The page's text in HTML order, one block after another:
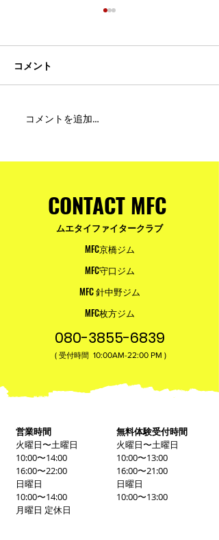
MFC DREAM FIGHT 24にご
皆様へ
コメント
コメントを追加…
CONTACT MFC
ムエタイファイタークラブ
MFC京橋ジム
MFC守口ジム
MFC 針中野ジム
MFC枚方ジム
080-3855-6839
( 受付時間 10:00AM-22:00​ PM )
営業時間
火曜日〜土曜日
10:00〜14:00
16:00〜22:00
日曜日
10:00〜14:00
月曜日 定休日
無料体験受付時間
火曜日〜土曜日
10:00〜13:00
16:00〜21:00
日曜日
10:00〜13:00